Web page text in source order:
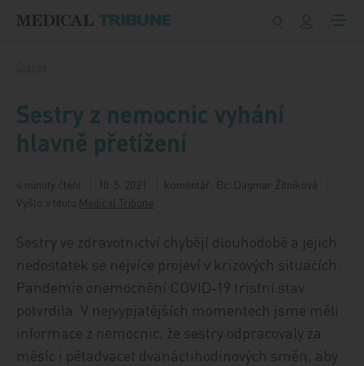
Sestry z nemocnic vyhání
hlavně přetížení
4 minuty čtení 10. 5. 2021
komentář: Bc. Dagmar Žitníková
Vyšlo v titulu Medical Tribune
Sestry ve zdravotnictví chybějí dlouhodobě a jejich
nedostatek se nejvíce projeví v krizových situacích.
Pandemie onemocnění COVID‑19 tristní stav
potvrdila. V nejvypjatějších momentech jsme měli
informace z nemocnic, že sestry odpracovaly za
měsíc i pětadvacet dvanáctihodinových směn, aby